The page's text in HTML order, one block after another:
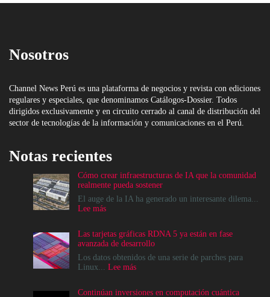
Nosotros
Channel News Perú es una plataforma de negocios y revista con ediciones
regulares y especiales, que denominamos Catálogos-Dossier. Todos
dirigidos exclusivamente y en circuito cerrado al canal de distribución del
sector de tecnologías de la información y comunicaciones en el Perú.
Notas recientes
Cómo crear infraestructuras de IA que la comunidad
realmente pueda sostener
El auge de la IA ha generado un interesante dilema...
Lee más:
infraestructuras
de
IA
que
realmente
Las tarjetas gráficas RDNA 5 ya están en fase
avanzada de desarrollo
Los datos obtenidos de una serie de parches para
Linux... Lee más:
Continúan inversiones en computación cuántica